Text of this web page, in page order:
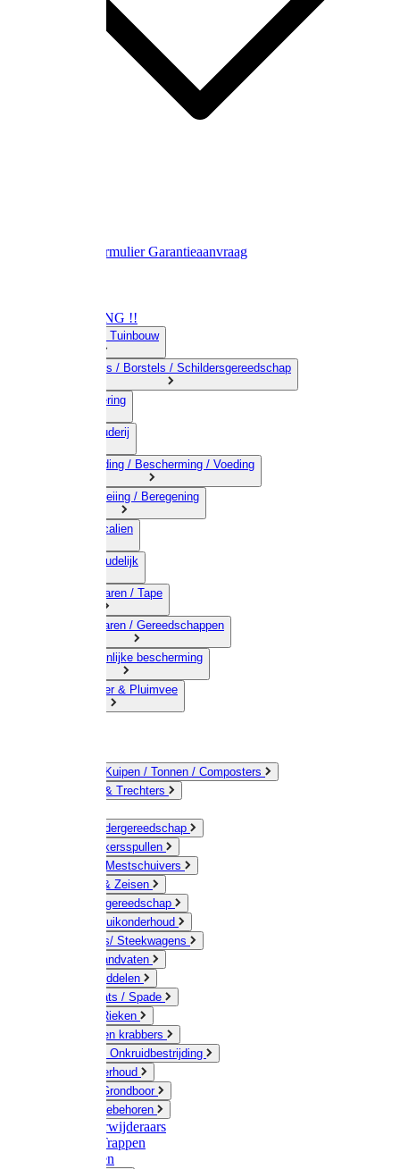
RetourformulierGarantieaanvraag
OPRUIMING !!
01) Land-& Tuinbouw
02) Bezems / Borstels / Schildersgereedschap
03) Afrastering
04) Veehouderij
05) Bestrijding / Bescherming / Voeding
06) Besproeiing / Beregening
07) Chemicalien
08) Huishoudelijk
09) Touwwaren / Tape
10) IJzerwaren / Gereedschappen
11) Persoonlijke bescherming
12) Kleindier & Pluimvee
Emmers / Kuipen / Tonnen / Composters
Jerrycans & Trechters
Hand-/ Kindergereedschap
Stratenmakersspullen
Sneeuw- / Mestschuivers
Baggeren & Zeisen
Elektrisch gereedschap
Boom / Struikonderhoud
Kruiwagens/ Steekwagens
Stelen / Handvaten
Tuinhulpmiddelen
Schop / Bats / Spade
Vorken & Rieken
Cultivator en krabbers
Schoffels / Onkruidbestrijding
Gazononderhoud
Hamers / Grondboor
Sledes / toebehoren
Onkruidverwijderaars
Ladders / Trappen
Werkbanken